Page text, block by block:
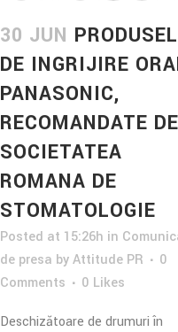
30 JUN
DE INGRIJIRE
PANASONIC,
RECOMANDATE DE
SOCIETATEA
ROMANA DE
STOMATOLOGIE
Posted at 15:26h in
de presa byAttitude PR
0
Comments
0 Likes
Deschizătoare de drumuri în